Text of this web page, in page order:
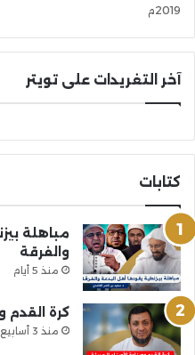
2019م
آخر التغريدات على تويتر
كتابات
مباهلة
والفرقة
منذ 5 أيام
كرة القدم
منذ 3 أسابيع